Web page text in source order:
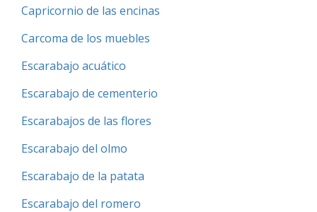
Capricornio de las encinas
Carcoma de los muebles
Escarabajo acuático
Escarabajo de cementerio
Escarabajos de las flores
Escarabajo del olmo
Escarabajo de la patata
Escarabajo del romero